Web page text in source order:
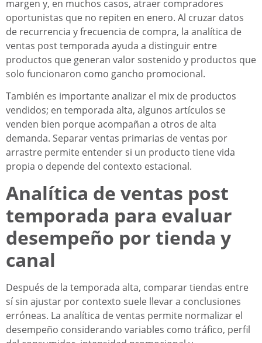
margen y, en muchos casos, atraer compradores
oportunistas que no repiten en enero. Al cruzar datos
de recurrencia y frecuencia de compra, la analítica de
ventas post temporada ayuda a distinguir entre
productos que generan valor sostenido y productos que
solo funcionaron como gancho promocional.
También es importante analizar el mix de productos
vendidos; en temporada alta, algunos artículos se
venden bien porque acompañan a otros de alta
demanda. Separar ventas primarias de ventas por
arrastre permite entender si un producto tiene vida
propia o depende del contexto estacional.
Analítica de ventas post
temporada para evaluar
desempeño por tienda y
canal
Después de la temporada alta, comparar tiendas entre
sí sin ajustar por contexto suele llevar a conclusiones
erróneas. La analítica de ventas permite normalizar el
desempeño considerando variables como tráfico, perfil